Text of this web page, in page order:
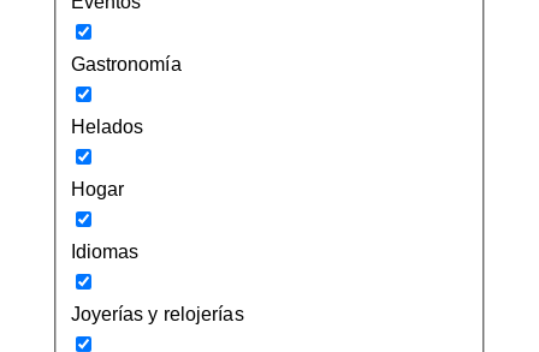
Gastronomía
Helados
Hogar
Idiomas
Joyerías y relojerías